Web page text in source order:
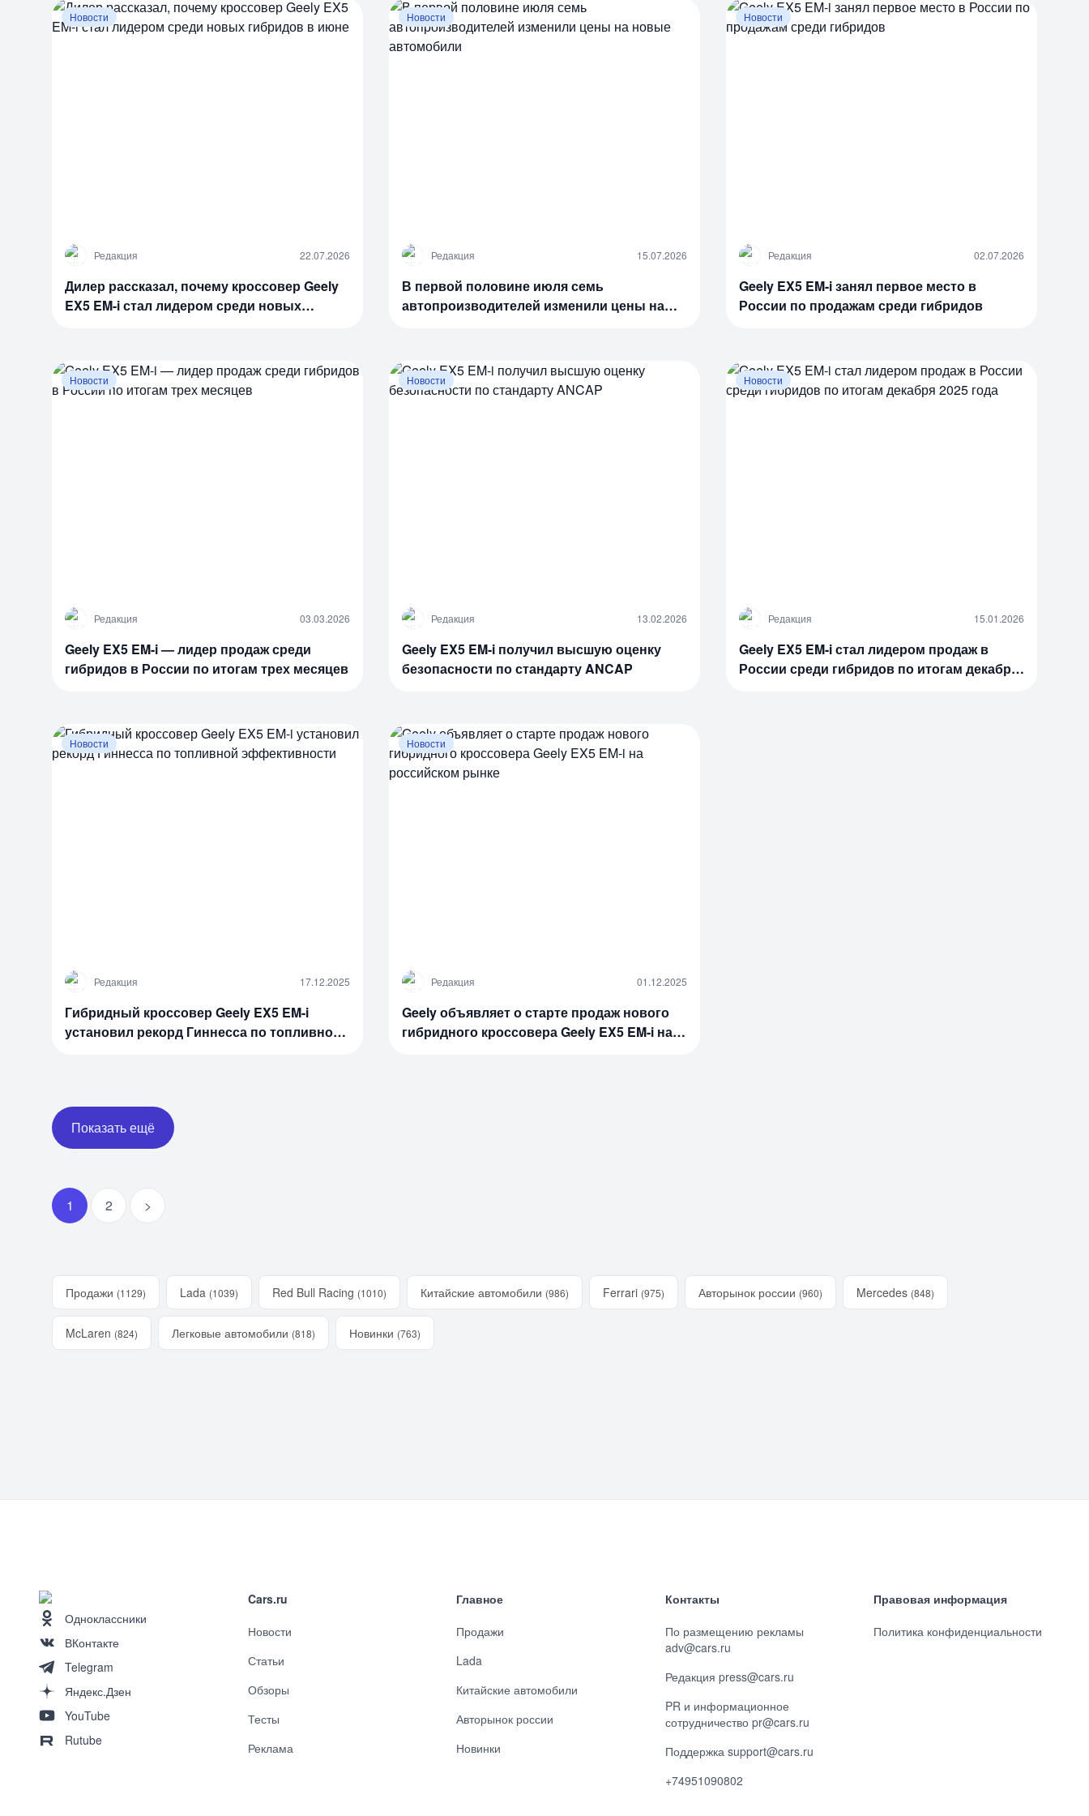
Новости
Р Редакция 22.07.2026
Дилер рассказал, почему кроссовер Geely
EX5 EM-i стал лидером среди новых
Новости
Р Редакция 15.07.2026
В первой половине июля семь
автопроизводителей изменили цены на
Новости
Р Редакция 02.07.2026
Geely EX5 EM-i занял первое место в
России по продажам среди гибридов
Новости
Р Редакция 03.03.2026
Geely EX5 EM-i — лидер продаж среди
гибридов в России по итогам трех месяцев
Новости
Р Редакция 13.02.2026
Geely EX5 EM-i получил высшую оценку
безопасности по стандарту ANCAP
Новости
Р Редакция 15.01.2026
Geely EX5 EM-i стал лидером продаж в
России среди гибридов по итогам декабря
Новости
Р Редакция 17.12.2025
Гибридный кроссовер Geely EX5 EM-i
установил рекорд Гиннесса по топливной
Новости
Р Редакция 01.12.2025
Geely объявляет о старте продаж нового
гибридного кроссовера Geely EX5 EM-i на
Показать ещё
1 2 >
Продажи (1129) Lada (1039) Red Bull Racing (1010) Китайские автомобили (986) Ferrari (975) Авторынок россии (960) Mercedes (848)
McLaren (824) Легковые автомобили (818) Новинки (763)
Одноклассники
ВКонтакте
Telegram
Яндекс.Дзен
YouTube
Rutube
Cars.ru
Новости
Статьи
Обзоры
Тесты
Реклама
Главное
Продажи
Lada
Китайские автомобили
Авторынок россии
Новинки
Контакты
По размещению рекламы
adv@cars.ru
Редакция press@cars.ru
PR и информационное
сотрудничество pr@cars.ru
Поддержка support@cars.ru
+74951090802
Правовая информация
Политика конфиденциальности